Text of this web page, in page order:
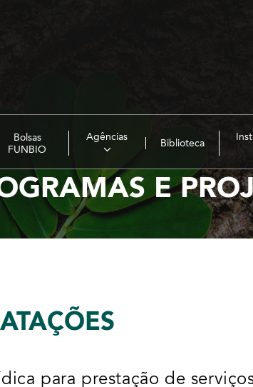
Bolsas
FUNBIO
Agências
Biblioteca
E
para prestação de